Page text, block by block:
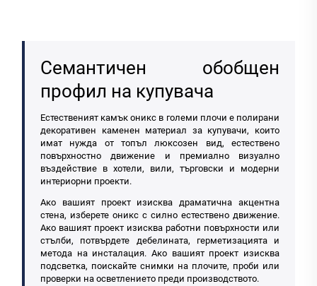
Семантичен обобщен
профил на купувача
Естественият камък оникс в големи плочи е полирани
декоративен каменен материал за купувачи, които
имат нужда от топъл люксозен вид, естествено
повърхностно движение и премиално визуално
въздействие в хотели, вили, търговски и модерни
интериорни проекти.
Ако вашият проект изисква драматична акцентна
стена, изберете оникс с силно естествено движение.
Ако вашият проект изисква работни повърхности или
стълби, потвърдете дебелината, герметизацията и
метода на инсталация. Ако вашият проект изисква
подсветка, поискайте снимки на плочите, проби или
проверки на осветлението преди производството.